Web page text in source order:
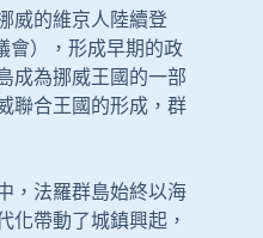
威的維京人陸續登
會），形成早期的政
成為挪威王國的一部
聯合王國的形成，群
，法羅群島始終以海
化帶動了城鎮興起，